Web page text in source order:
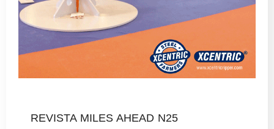
REVISTA MILES AHEAD N25